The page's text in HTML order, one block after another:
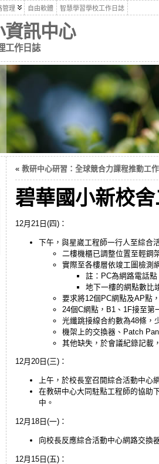
管理 自由軟體 智慧學習學校工作日誌
資訊中心
工作日誌
« 教研中心研習：全球競合力課程推動工
碧華國小新校
12月21日(四)：
下午，與星崴工程師一行人至綜合
二樓機櫃已調整位置至輕鋼
實際至各樓層依竣工圖檢測
註：PC為網路電話
地下一樓的網點數比
要求將12個PC網點及AP點
24個C網點，B1、1F接至第
光纖跳接線合約數為48條，
機架上的交換器、Patch
其他缺失，於會議紀錄記載
12月20日(三)：
上午，於校長室召開綜合活動中心
在教研中心大同駐點工程師的協助
中。
12月18日(一)：
向校長反應綜合活動中心網路交換
12月15日(五)：